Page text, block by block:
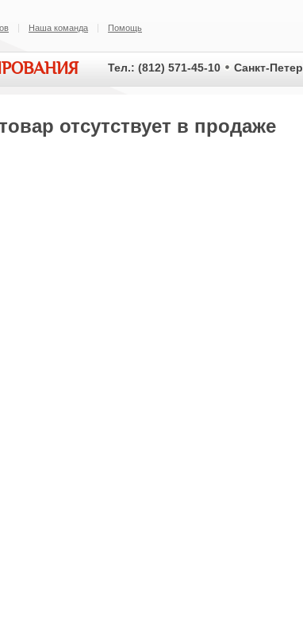
Наша команда Помощь
Тел.: (812) 571-45-10 Санкт-
отсутствует в продаже